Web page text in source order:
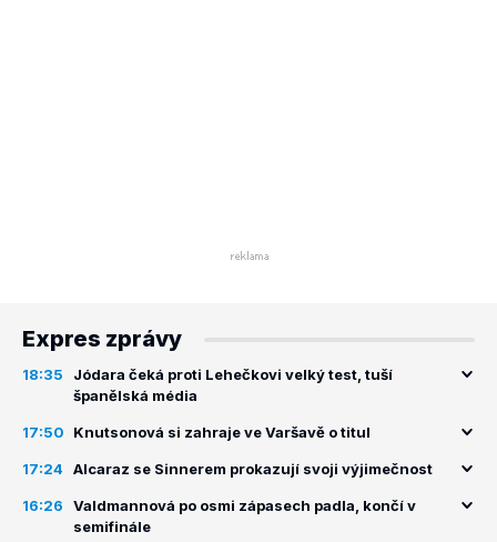
Expres zprávy
18:35
Jódara čeká proti Lehečkovi velký test, tuší
španělská média
17:50 Knutsonová si zahraje ve Varšavě o titul
17:24 Alcaraz se Sinnerem prokazují svoji výjimečnost
16:26
Valdmannová po osmi zápasech padla, končí v
semifinále